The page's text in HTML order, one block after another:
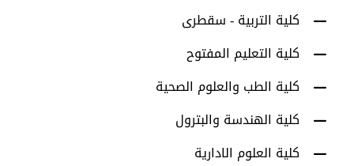
كلية التربية - سقطرى
كلية التعليم المفتوح
كلية الطب والعلوم الصحية
كلية الهندسة والبترول
كلية العلوم الادارية